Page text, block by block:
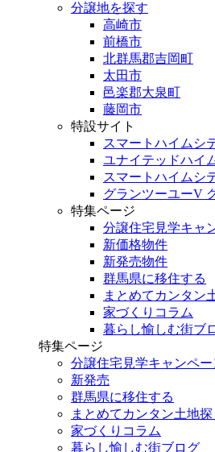
分譲地を探す
高崎市
前橋市
北群馬郡吉岡町
太田市
邑楽郡大泉町
藤岡市
特設サイト
スマートハイムシ
ユナイテッドハイ
スマートハイムシ
グランツーユーV
特集ページ
分譲住宅見学キャ
新価格物件
新発売物件
群馬県に移住する
まとめてカンタン
家づくりコラム
暮らし愉しむ街ブ
特集ページ
分譲住宅見学キャンペー
新発売
群馬県に移住する
まとめてカンタン土地探
家づくりコラム
暮らし愉しむ街ブログ